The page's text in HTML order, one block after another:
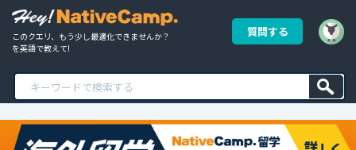
このクエリ、もう少し最適化できませんか？
を英語で教えて!
質問する